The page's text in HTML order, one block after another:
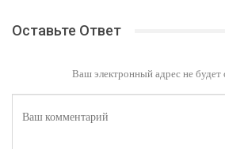
Оставьте Ответ
Ваш электронный адрес не будет